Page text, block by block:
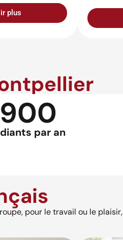
plus
par an
pour le travail ou le plaisir,